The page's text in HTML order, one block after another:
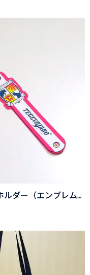
ラバータオルホルダー（エンブレム）